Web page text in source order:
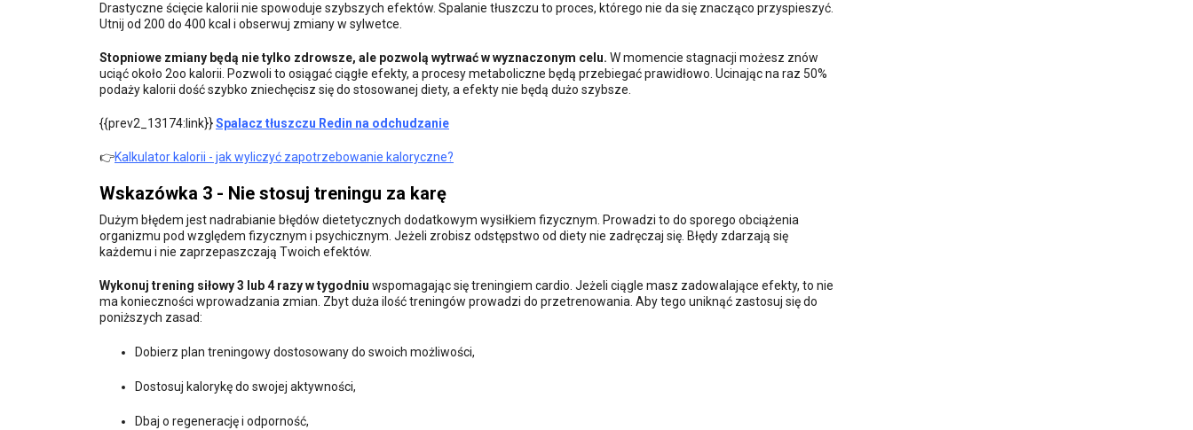
Drastyczne ścięcie kalorii nie spowoduje szybszych efektów. Spalanie tłuszczu to proces, którego nie da się znacząco przyspieszyć.
Utnij od 200 do 400 kcal i obserwuj zmiany w sylwetce.
Stopniowe zmiany będą nie tylko zdrowsze, ale pozwolą wytrwać w wyznaczonym celu. W momencie stagnacji możesz znów
uciąć około 2oo kalorii. Pozwoli to osiągać ciągłe efekty, a procesy metaboliczne będą przebiegać prawidłowo. Ucinając na raz 50%
podaży kalorii dość szybko zniechęcisz się do stosowanej diety, a efekty nie będą dużo szybsze.
{{prev2_13174:link}}Spalacz tłuszczu Redin na odchudzanie
👉Kalkulator kalorii - jak wyliczyć zapotrzebowanie kaloryczne?
Wskazówka 3 - Nie stosuj treningu za karę
Dużym błędem jest nadrabianie błędów dietetycznych dodatkowym wysiłkiem fizycznym. Prowadzi to do sporego obciążenia
organizmu pod względem fizycznym i psychicznym. Jeżeli zrobisz odstępstwo od diety nie zadręczaj się. Błędy zdarzają się
każdemu i nie zaprzepaszczają Twoich efektów.
Wykonuj trening siłowy 3 lub 4 razy w tygodniu wspomagając się treningiem cardio. Jeżeli ciągle masz zadowalające efekty, to nie
ma konieczności wprowadzania zmian. Zbyt duża ilość treningów prowadzi do przetrenowania. Aby tego uniknąć zastosuj się do
poniższych zasad:
Dobierz plan treningowy dostosowany do swoich możliwości,
Dostosuj kalorykę do swojej aktywności,
Dbaj o regenerację i odporność,